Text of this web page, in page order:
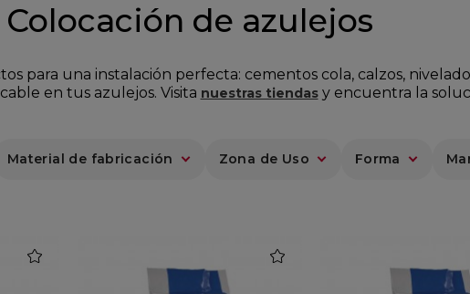
Colocación de azulejos
para una instalación perfecta: cementos cola, calzos,
en tus azulejos. Visita nuestras tiendasy encuentra la
Material de fabricación Zona de Uso Forma
favorite